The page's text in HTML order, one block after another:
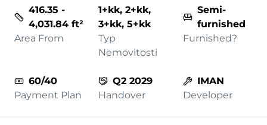
416.35 -
4,031.84 ft²
Area From
1+kk, 2+kk,
3+kk, 5+kk
Typ
Nemovitosti
Semi-
furnished
Furnished?
60/40
Payment Plan
Q2 2029
Handover
IMAN
Developer